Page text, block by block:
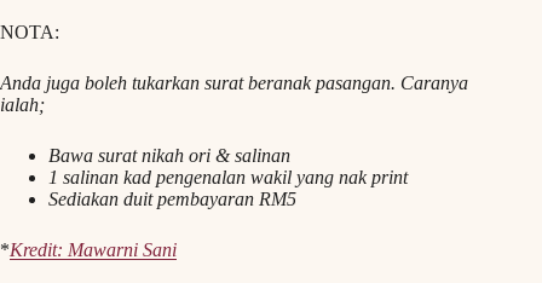
NOTA:
Anda juga boleh tukarkan surat beranak pasangan. Caranya
ialah;
Bawa surat nikah ori & salinan
1 salinan kad pengenalan wakil yang nak print
Sediakan duit pembayaran RM5
*Kredit: Mawarni Sani